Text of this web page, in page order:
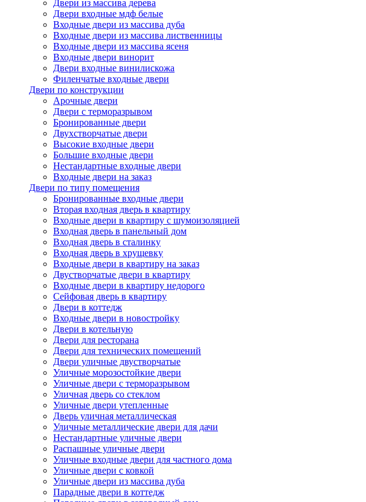
Двери из массива дерева
Двери входные мдф белые
Входные двери из массива дуба
Входные двери из массива лиственницы
Входные двери из массива ясеня
Входные двери винорит
Двери входные винилискожа
Филенчатые входные двери
Двери по конструкции
Арочные двери
Двери с терморазрывом
Бронированные двери
Двухстворчатые двери
Высокие входные двери
Большие входные двери
Нестандартные входные двери
Входные двери на заказ
Двери по типу помещения
Бронированные входные двери
Вторая входная дверь в квартиру
Входные двери в квартиру с шумоизоляцией
Входная дверь в панельный дом
Входная дверь в сталинку
Входная дверь в хрущевку
Входные двери в квартиру на заказ
Двустворчатые двери в квартиру
Входные двери в квартиру недорого
Сейфовая дверь в квартиру
Двери в коттедж
Входные двери в новостройку
Двери в котельную
Двери для ресторана
Двери для технических помещений
Двери уличные двустворчатые
Уличные морозостойкие двери
Уличные двери с терморазрывом
Уличная дверь со стеклом
Уличные двери утепленные
Дверь уличная металлическая
Уличные металлические двери для дачи
Нестандартные уличные двери
Распашные уличные двери
Уличные входные двери для частного дома
Уличные двери с ковкой
Уличные двери из массива дуба
Парадные двери в коттедж